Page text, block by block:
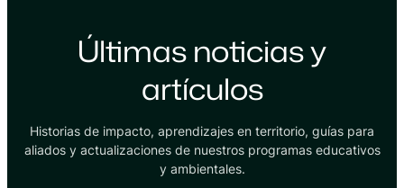
Últimas noticias y
artículos
Historias de impacto, aprendizajes en territorio, guías para
aliados y actualizaciones de nuestros programas educativos
y ambientales.